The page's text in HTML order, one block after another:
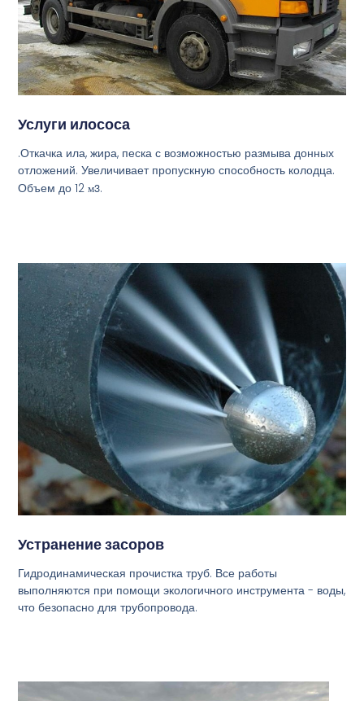
Услуги илососа
.Откачка ила, жира, песка с возможностью размыва донных
отложений. Увеличивает пропускную способность колодца.
Объем до 12м3.
Устранение засоров
Гидродинамическая прочистка труб. Все работы
выполняются при помощи экологичного инструмента - воды,
что безопасно для трубопровода.